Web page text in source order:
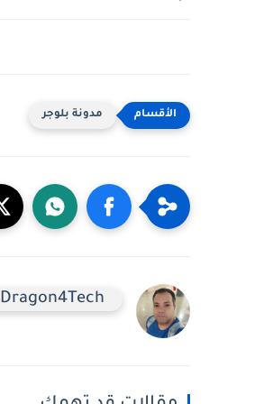
مدونة بلوجر
Dragon4Tech